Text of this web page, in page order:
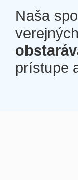
Naša
prístupe